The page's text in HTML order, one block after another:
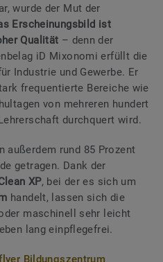
wurde der Mut der
Erscheinungsbild ist
Qualität – denn der
iD Mixonomi erfüllt die
Industrie und Gewerbe. Er
frequentierte Bereiche wie
von mehreren hundert
durchquert wird.
außerdem rund 85 Prozent
getragen. Dank der
XP, bei der es sich um
handelt, lassen sich die
maschinell sehr leicht
lang einpflegefrei.
Bildungszentrum